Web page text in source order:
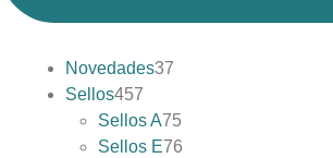
Novedades37
Sellos457
Sellos A75
Sellos E76